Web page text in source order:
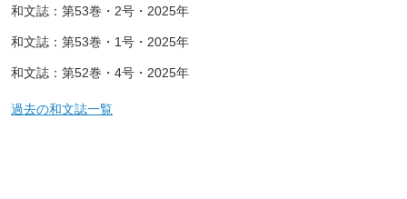
和文誌：第53巻・2号・2025年
和文誌：第53巻・1号・2025年
和文誌：第52巻・4号・2025年
過去の和文誌一覧